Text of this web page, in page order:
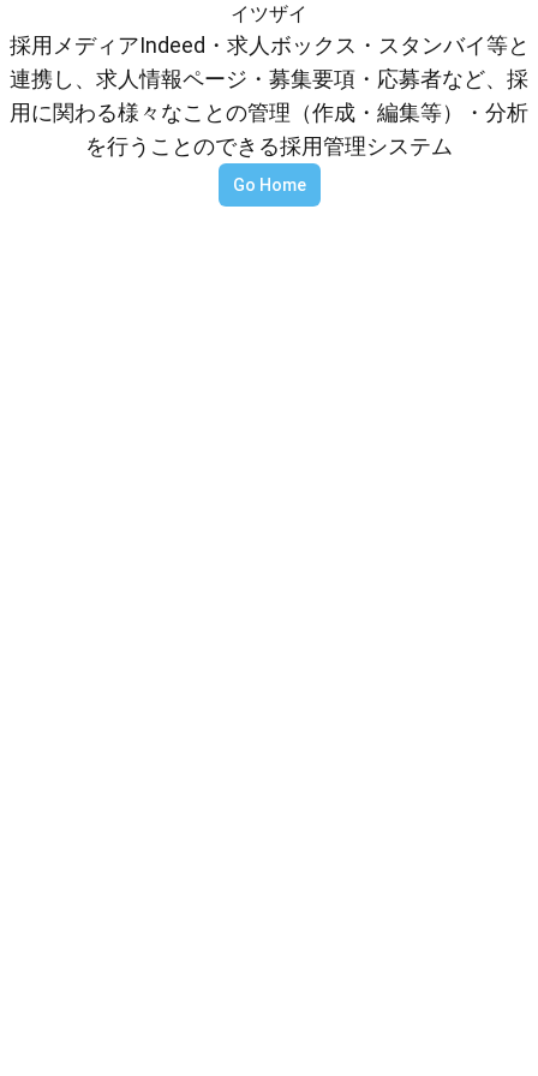
イツザイ
採用メディアIndeed・求人ボックス・スタンバイ等と
連携し、求人情報ページ・募集要項・応募者など、採
用に関わる様々なことの管理（作成・編集等）・分析
を行うことのできる採用管理システム
Go Home